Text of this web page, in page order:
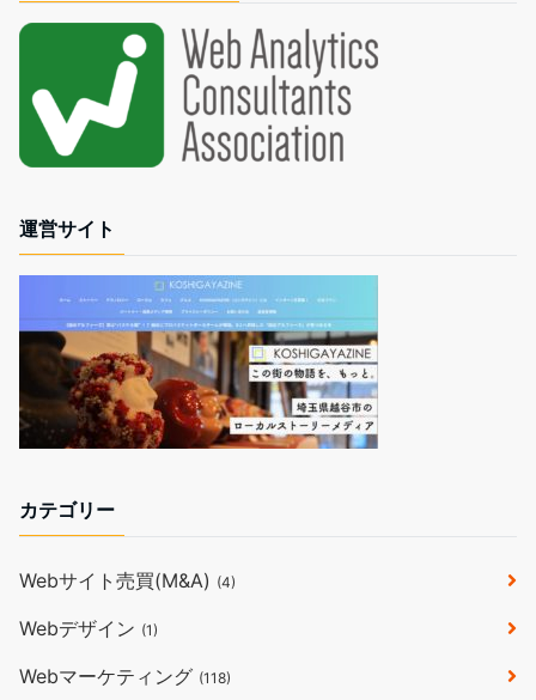
運営サイト
カテゴリー
Webサイト売買(M&A) (4)
Webデザイン (1)
Webマーケティング (118)